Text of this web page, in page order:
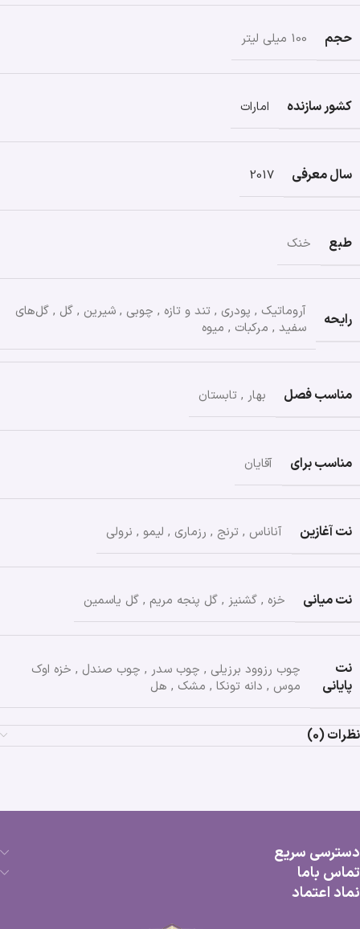
حجم 100 میلی لیتر
کشور سازنده امارات
سال معرفی 2017
طبع خنک
رایحه آروماتیک , پودری , تند و تازه , چوبی , شیرین , گل , گل‌های
سفید , مرکبات , میوه
مناسب فصل بهار , تابستان
مناسب برای آقایان
نت آغازین آناناس , ترنج , رزماری , لیمو , نرولی
نت میانی خزه , گشنیز , گل پنجه مریم , گل یاسمین
نت
پایانی
چوب رزوود برزیلی , چوب سدر , چوب صندل , خزه اوک
موس , دانه تونکا , مشک , هل
نظرات (0)
دسترسی سریع
تماس باما
نماد اعتماد